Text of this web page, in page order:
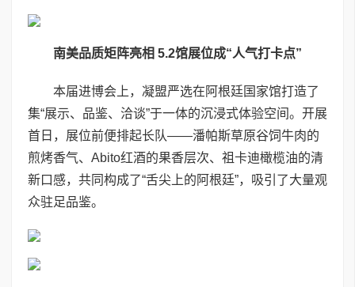
南美品质矩阵亮相 5.2馆展位成“人气打卡点”
本届进博会上，凝盟严选在阿根廷国家馆打造了
集“展示、品鉴、洽谈”于一体的沉浸式体验空间。开展
首日，展位前便排起长队——潘帕斯草原谷饲牛肉的
煎烤香气、Abito红酒的果香层次、祖卡迪橄榄油的清
新口感，共同构成了“舌尖上的阿根廷”，吸引了大量观
众驻足品鉴。